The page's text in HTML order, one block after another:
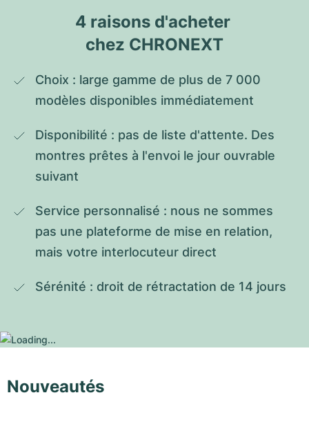
4 raisons d'acheter
chez CHRONEXT
Choix : large gamme de plus de 7 000
modèles disponibles immédiatement
Disponibilité : pas de liste d'attente. Des
montres prêtes à l'envoi le jour ouvrable
suivant
Service personnalisé : nous ne sommes
pas une plateforme de mise en relation,
mais votre interlocuteur direct
Sérénité : droit de rétractation de 14 jours
Nouveautés